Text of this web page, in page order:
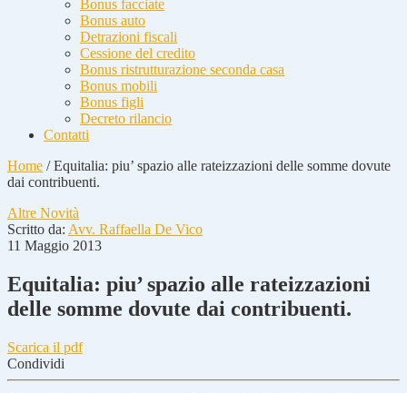
Bonus facciate
Bonus auto
Detrazioni fiscali
Cessione del credito
Bonus ristrutturazione seconda casa
Bonus mobili
Bonus figli
Decreto rilancio
Contatti
Home /Equitalia: piu’ spazio alle rateizzazioni delle somme dovute
dai contribuenti.
Altre Novità
Scritto da: Avv. Raffaella De Vico
11 Maggio 2013
Equitalia: piu’ spazio alle rateizzazioni
delle somme dovute dai contribuenti.
Scarica il pdf
Condividi